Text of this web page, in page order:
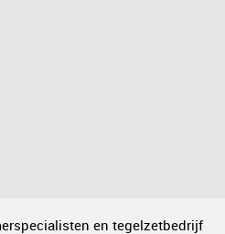
en tegelzetbedrijf